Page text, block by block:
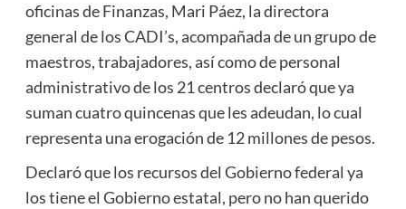
oficinas de Finanzas, Mari Páez, la directora
general de los CADI’s, acompañada de un grupo de
maestros, trabajadores, así como de personal
administrativo de los 21 centros declaró que ya
suman cuatro quincenas que les adeudan, lo cual
representa una erogación de 12 millones de pesos.
Declaró que los recursos del Gobierno federal ya
los tiene el Gobierno estatal, pero no han querido